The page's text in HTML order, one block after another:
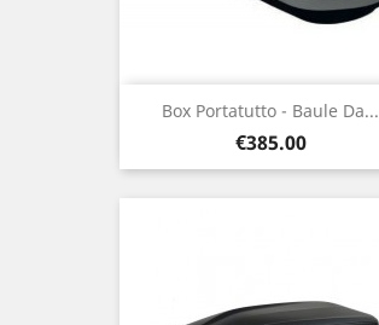
Box Portatutto - Baule Da...
Price
€385.00